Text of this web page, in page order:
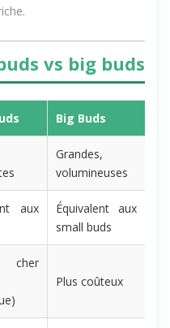
pour les consommateurs
vs big buds
Big Buds
Grandes,
volumineuses
aux
Équivalent aux
small buds